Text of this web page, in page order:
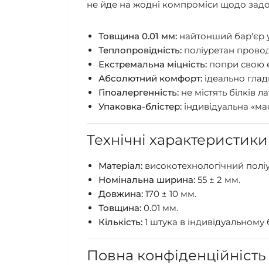
не йде на жодні компроміси щодо
Товщина 0.01 мм: найтонший бар'єр у
Теплопровідність: поліуретан
Екстремальна міцність: попри свою
Абсолютний комфорт: ідеально
Гіпоалергенність: не містять білків
Упаковка-блістер: індивідуальна
Технічні характеристики
Матеріал: високотехнологічний
Номінальна ширина: 55 ± 2 мм.
Довжина: 170 ± 10 мм.
Товщина: 0.01 мм.
Кількість: 1 штука в індивідуальному
Повна